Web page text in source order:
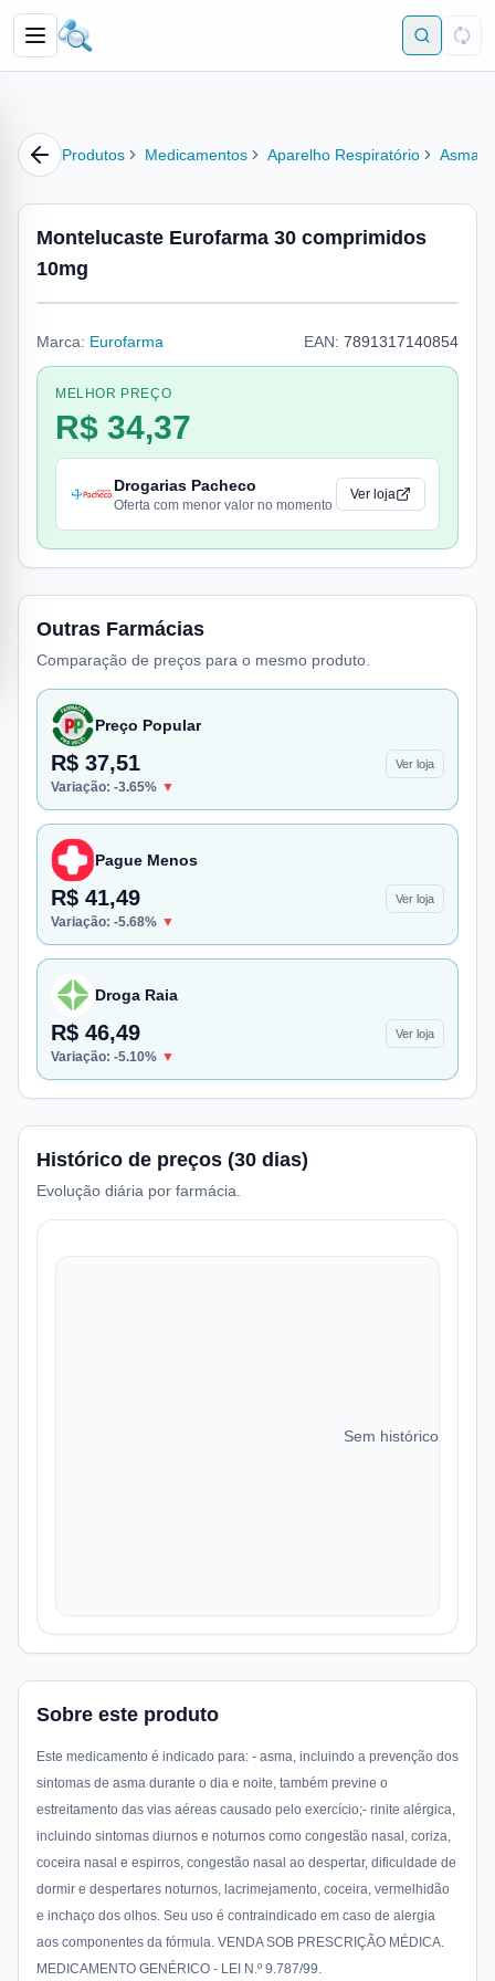
Produtos Medicamentos Aparelho Respiratório Asma
Montelucaste Eurofarma 30 comprimidos
10mg
Marca: Eurofarma EAN: 7891317140854
MELHOR PREÇO
R$ 34,37
Drogarias Pacheco
Oferta com menor valor no momento
Ver loja
Outras Farmácias
Comparação de preços para o mesmo produto.
Preço Popular
R$ 37,51 Ver loja
Variação: -3.65% ▼
Pague Menos
R$ 41,49 Ver loja
Variação: -5.68% ▼
Droga Raia
R$ 46,49 Ver loja
Variação: -5.10% ▼
Histórico de preços (30 dias)
Evolução diária por farmácia.
Sem histórico de
Sobre este produto
Este medicamento é indicado para: - asma, incluindo a prevenção dos
sintomas de asma durante o dia e noite, também previne o
estreitamento das vias aéreas causado pelo exercício;- rinite alérgica,
incluindo sintomas diurnos e noturnos como congestão nasal, coriza,
coceira nasal e espirros, congestão nasal ao despertar, dificuldade de
dormir e despertares noturnos, lacrimejamento, coceira, vermelhidão
e inchaço dos olhos. Seu uso é contraindicado em caso de alergia
aos componentes da fórmula. VENDA SOB PRESCRIÇÃO MÉDICA.
MEDICAMENTO GENÉRICO - LEI N.º 9.787/99.